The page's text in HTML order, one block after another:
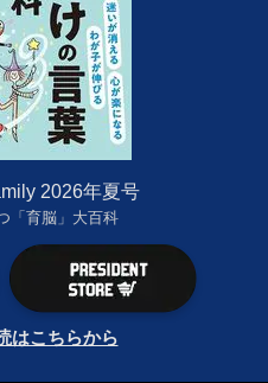
2026年夏号
「育脳」大百科
はこちらから